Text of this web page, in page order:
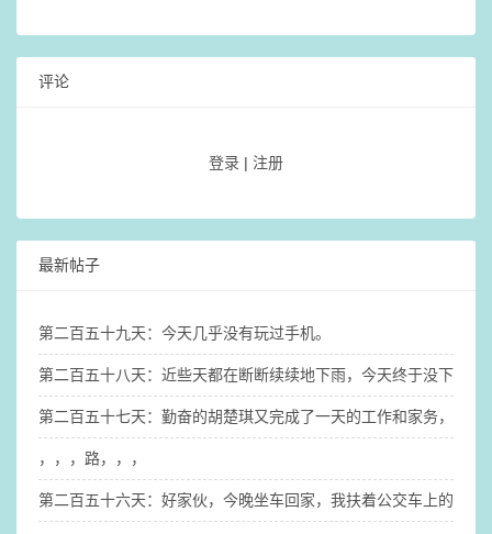
评论
登录 | 注册
最新帖子
第二百五十九天：今天几乎没有玩过手机。
第二百五十八天：近些天都在断断续续地下雨，今天终于没下雨
第二百五十七天：勤奋的胡楚琪又完成了一天的工作和家务，也搞
，，，路，，，
第二百五十六天：好家伙，今晚坐车回家，我扶着公交车上的扶手